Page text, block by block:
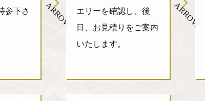
参下さ
ARROW
エリーを確認し、後
日、お見積りをご案内
いたします。
ARROW